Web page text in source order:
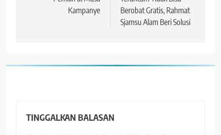
Kampanye
Berobat Gratis, Rahmat
Sjamsu Alam Beri Solusi
TINGGALKAN BALASAN